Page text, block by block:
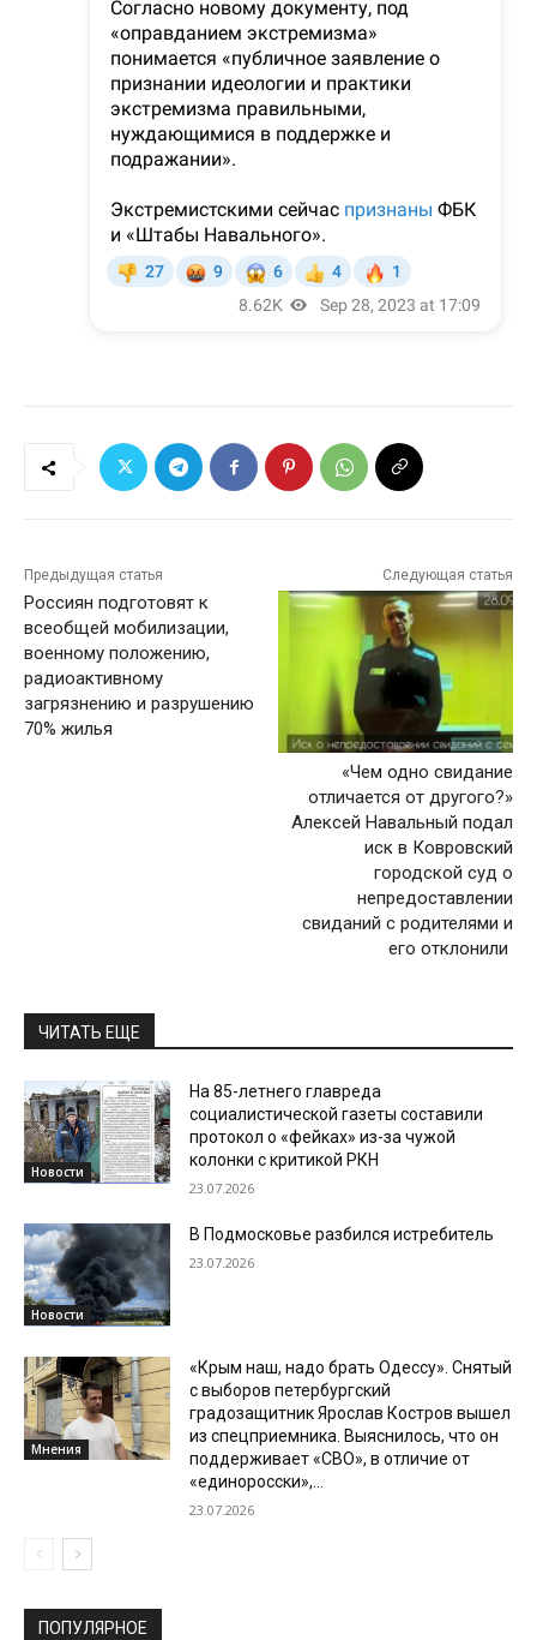
Предыдущая статья
Россиян подготовят к
всеобщей мобилизации,
военному положению,
радиоактивному
загрязнению и разрушению
70% жилья
Следующая статья
«Чем одно свидание
отличается от другого?»
Алексей Навальный подал
иск в Ковровский
городской суд о
непредоставлении
свиданий с родителями и
его отклонили
ЧИТАТЬ ЕЩЕ
Новости
На 85-летнего главреда
социалистической газеты составили
протокол о «фейках» из-за чужой
колонки с критикой РКН
23.07.2026
Новости
В Подмосковье разбился истребитель
23.07.2026
Мнения
«Крым наш, надо брать Одессу». Снятый
с выборов петербургский
градозащитник Ярослав Костров вышел
из спецприемника. Выяснилось, что он
поддерживает «СВО», в отличие от
«единоросски»,...
23.07.2026
ПОПУЛЯРНОЕ